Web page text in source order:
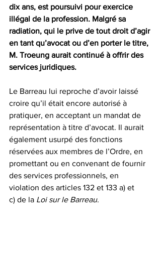
dix ans, est poursuivi pour exercice
illégal de la profession. Malgré sa
radiation, qui le prive de tout droit d’agir
en tant qu’avocat ou d’en porter le titre,
M. Troeung aurait continué à offrir des
services juridiques.
Le Barreau lui reproche d’avoir laissé
croire qu’il était encore autorisé à
pratiquer, en acceptant un mandat de
représentation à titre d’avocat. Il aurait
également usurpé des fonctions
réservées aux membres de l’Ordre, en
promettant ou en convenant de fournir
des services professionnels, en
violation des articles 132 et 133 a) et
c) de la Loi sur le Barreau.